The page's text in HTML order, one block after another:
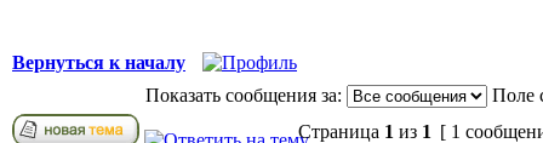
Вернуться к началу
Показать сообщения за:
Поле
Страница 1 из 1 [ 1